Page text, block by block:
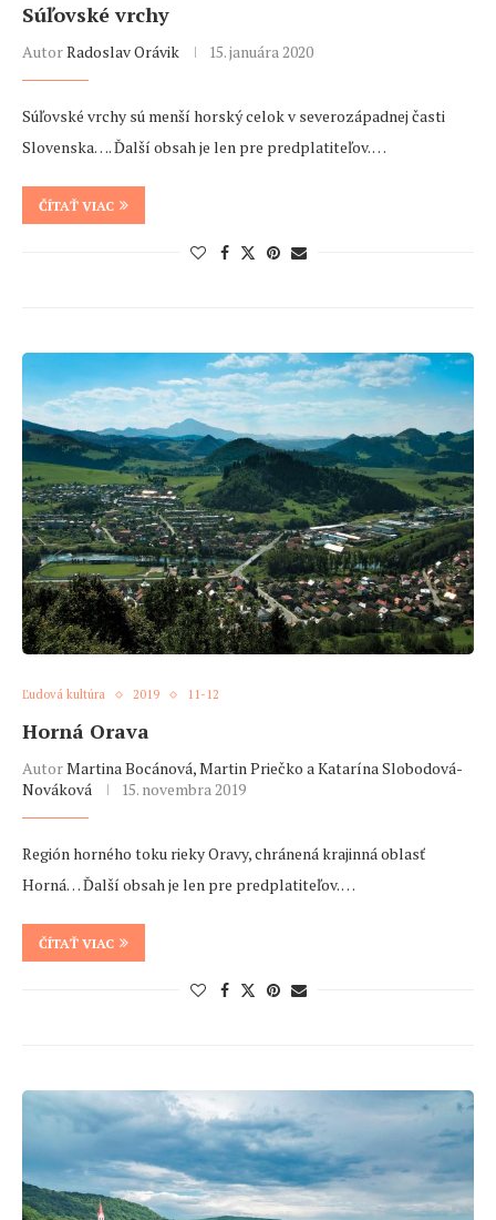
Súľovské vrchy
AutorRadoslav Orávik 15. januára 2020
Súľovské vrchy sú menší horský celok v severozápadnej časti
Slovenska…. Ďalší obsah je len pre predplatiteľov. …
ČÍTAŤ VIAC
Ľudová kultúra 2019 11-12
Horná Orava
AutorMartina Bocánová, Martin Priečko a Katarína Slobodová-
Nováková
15. novembra 2019
Región horného toku rieky Oravy, chránená krajinná oblasť
Horná… Ďalší obsah je len pre predplatiteľov. …
ČÍTAŤ VIAC